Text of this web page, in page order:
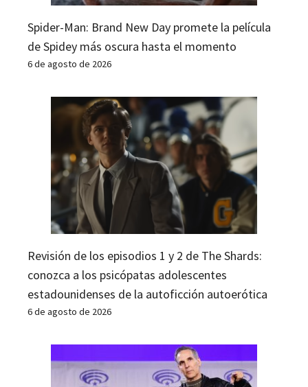
Spider-Man: Brand New Day promete la película
de Spidey más oscura hasta el momento
6 de agosto de 2026
Revisión de los episodios 1 y 2 de The Shards:
conozca a los psicópatas adolescentes
estadounidenses de la autoficción autoerótica
6 de agosto de 2026